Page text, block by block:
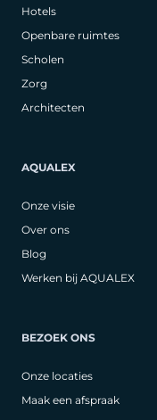
Hotels
Openbare ruimtes
Scholen
Zorg
Architecten
AQUALEX
Onze visie
Over ons
Blog
Werken bij AQUALEX
BEZOEK ONS
Onze locaties
Maak een afspraak